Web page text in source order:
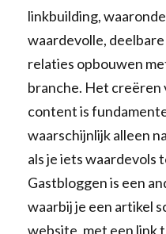
linkbuilding,
waardevolle,
relaties opbouwen
branche. Het creëren
content is
waarschijnlijk alleen
als je iets waardevols
Gastbloggen is een
waarbij je een artikel
website, met een link